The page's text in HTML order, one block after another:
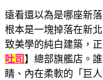
遠看還以為是哪座新
根本是一塊掉落在新
致美學的純白建築，
吐司 】總部旗艦店。
睛、內在柔軟的「巨